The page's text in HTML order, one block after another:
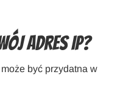
adres IP?
być przydatna w